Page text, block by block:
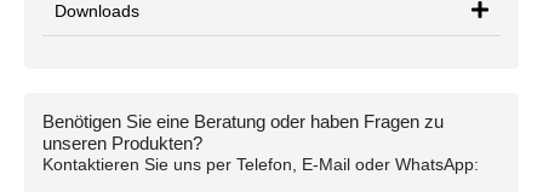
Downloads
Benötigen Sie eine Beratung oder haben Fragen zu
unseren Produkten?
Kontaktieren Sie uns per Telefon, E-Mail oder WhatsApp: